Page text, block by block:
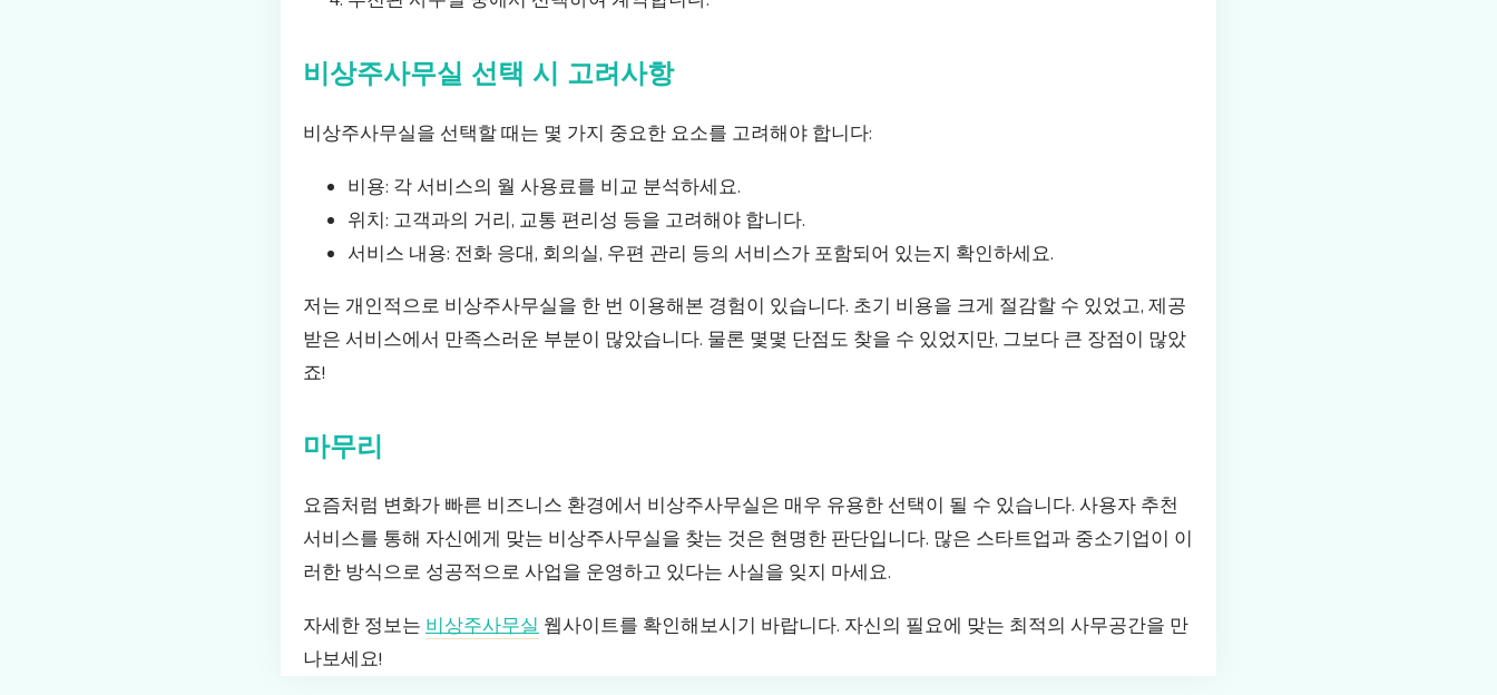
비상주사무실 선택 시 고려사항
비상주사무실을 선택할 때는 몇 가지 중요한 요소를 고려해야 합니다:
비용: 각 서비스의 월 사용료를 비교 분석하세요.
위치: 고객과의 거리, 교통 편리성 등을 고려해야 합니다.
서비스 내용: 전화 응대, 회의실, 우편 관리 등의 서비스가 포함되어 있는지 확인하세요.
저는 개인적으로 비상주사무실을 한 번 이용해본 경험이 있습니다. 초기 비용을 크게 절감할 수 있었고, 제공
받은 서비스에서 만족스러운 부분이 많았습니다. 물론 몇몇 단점도 찾을 수 있었지만, 그보다 큰 장점이 많았
죠!
마무리
요즘처럼 변화가 빠른 비즈니스 환경에서 비상주사무실은 매우 유용한 선택이 될 수 있습니다. 사용자 추천
서비스를 통해 자신에게 맞는 비상주사무실을 찾는 것은 현명한 판단입니다. 많은 스타트업과 중소기업이 이
러한 방식으로 성공적으로 사업을 운영하고 있다는 사실을 잊지 마세요.
자세한 정보는 비상주사무실 웹사이트를 확인해보시기 바랍니다. 자신의 필요에 맞는 최적의 사무공간을 만
나보세요!